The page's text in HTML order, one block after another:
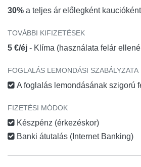
30% a teljes ár előlegként kaucióként
TOVÁBBI KIFIZETÉSEK
5 €/éj - Klíma (használata felár
FOGLALÁS LEMONDÁSI SZABÁLYZATA
A foglalás lemondásának szigorú
FIZETÉSI MÓDOK
Készpénz (érkezéskor)
Banki átutalás (Internet Banking)